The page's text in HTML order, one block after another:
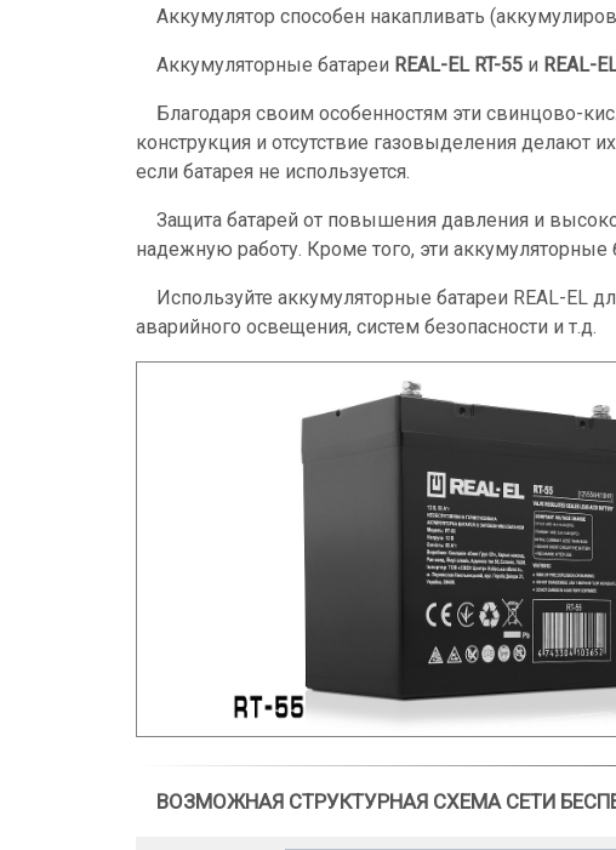
Аккумулятор способен накапливать
Аккумуляторные батареи REAL-EL RT-55 и REAL-
Благодаря своим особенностям эти свинцово-
конструкция и отсутствие газовыделения делают
если батарея не используется.
Защита батарей от повышения давления и
надежную работу. Кроме того, эти
Используйте аккумуляторные батареи REAL-EL
аварийного освещения, систем безопасности и т.д.
ВОЗМОЖНАЯ СТРУКТУРНАЯ СХЕМА СЕТИ